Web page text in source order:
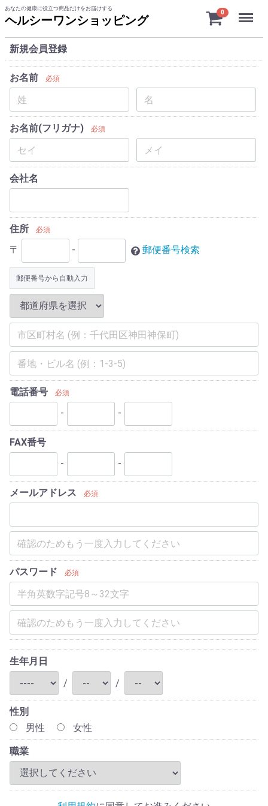
あなたの健康に役立つ商品だけをお届けする
ヘルシーワンショッピング
0 Menu
新規会員登録
お名前 必須
お名前(フリガナ) 必須
会社名
住所 必須
〒 - 郵便番号検索
郵便番号から自動入力
電話番号 必須
- -
FAX番号
-
-
メールアドレス 必須
パスワード 必須
生年月日
/
/
性別
男性
女性
職業